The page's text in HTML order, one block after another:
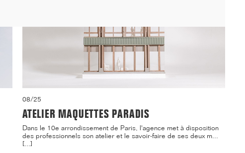
08/25
ATELIER MAQUETTES PARADIS
Dans le 10e arrondissement de Paris, l'agence met à disposition
des professionnels son atelier et le savoir-faire de ses deux m...
[...]